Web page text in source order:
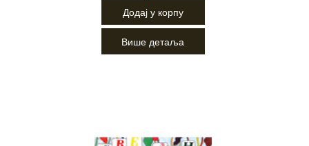
Додај у корпу
Више детаља